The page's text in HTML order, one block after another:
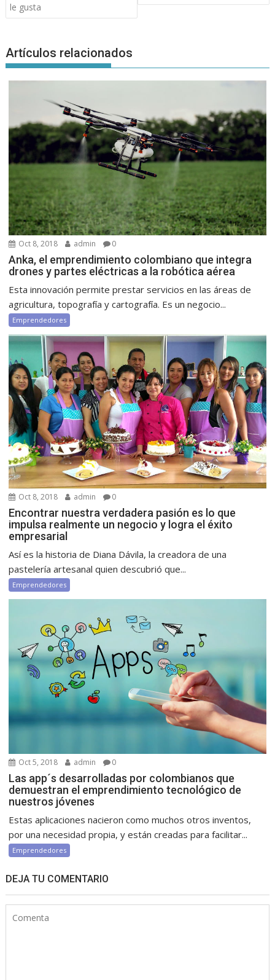
le gusta
Artículos relacionados
Oct 8, 2018 admin 0
Anka, el emprendimiento colombiano que integra
drones y partes eléctricas a la robótica aérea
Esta innovación permite prestar servicios en las áreas de
agricultura, topografía y cartografía. Es un negocio...
Emprendedores
Oct 8, 2018 admin 0
Encontrar nuestra verdadera pasión es lo que
impulsa realmente un negocio y logra el éxito
empresarial
Así es la historia de Diana Dávila, la creadora de una
pastelería artesanal quien descubrió que...
Emprendedores
Oct 5, 2018 admin 0
Las app´s desarrolladas por colombianos que
demuestran el emprendimiento tecnológico de
nuestros jóvenes
Estas aplicaciones nacieron como muchos otros inventos,
por una necesidad propia, y están creadas para facilitar...
Emprendedores
DEJA TU COMENTARIO